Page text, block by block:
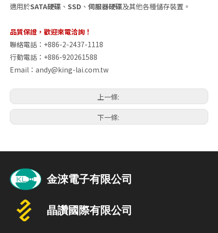
適用於SATA硬碟 、 SSD 、 伺服器硬碟及其他各種儲存裝置。
品質保證，歡迎來電洽詢！
聯絡電話：+886-2-2437-1118
行動電話：+886-920261588
Email： andy@king-lai.com.tw
上一條:
下一條: